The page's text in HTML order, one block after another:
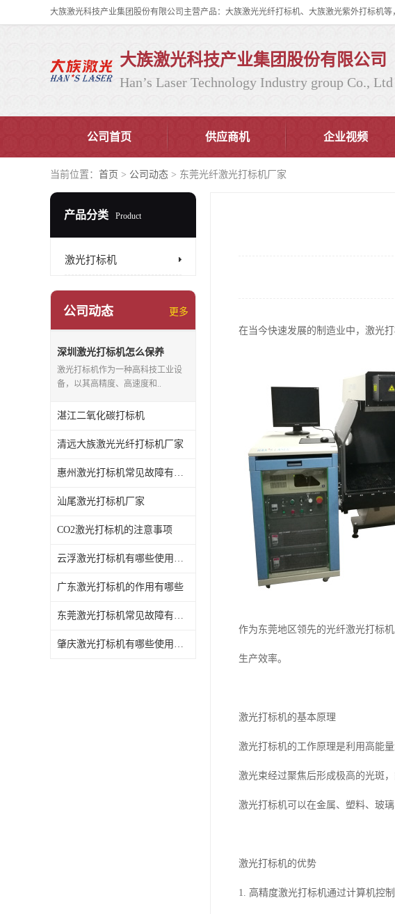
大族激光科技产业集团股份有限公司
Han’s Laser Technology Industry group Co., Ltd
公司首页 供应商机 企业视频
当前位置： 首页 > 公司动态 > 东莞光纤激光打标机厂家
产品分类 Product
激光打标机
公司动态 更多
深圳激光打标机怎么保养
激光打标机作为一种高科技工业设
备，以其高精度、高速度和..
湛江二氧化碳打标机
清远大族激光光纤打标机厂家
惠州激光打标机常见故障有哪些
汕尾激光打标机厂家
CO2激光打标机的注意事项
云浮激光打标机有哪些使用特点
广东激光打标机的作用有哪些
东莞激光打标机常见故障有哪些
肇庆激光打标机有哪些使用特点
在当今快速发展的制造业中，激光
作为东莞地区领先的光纤激光打标
生产效率。
激光打标机的基本原理
激光打标机的工作原理是利用高能
激光束经过聚焦后形成极高的光斑
激光打标机可以在金属、塑料、玻
激光打标机的优势
1. 高精度激光打标机通过计算机控